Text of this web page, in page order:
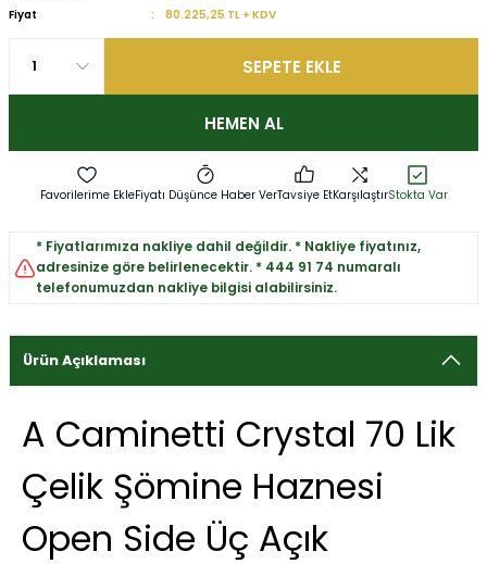
Fiyat
80.225,25 TL + KDV
SEPETE EKLE
HEMEN AL
Fiyatı Düşünce Haber VerTavsiye EtKarşılaştırStokta Var
* Fiyatlarımıza nakliye dahil değildir. * Nakliye fiyatınız,
adresinize göre belirlenecektir. * 444 91 74 numaralı
telefonumuzdan nakliye bilgisi alabilirsiniz.
Ürün Açıklaması
A Caminetti Crystal 70 Lik
Çelik Şömine Haznesi
Open Side Üç Açık